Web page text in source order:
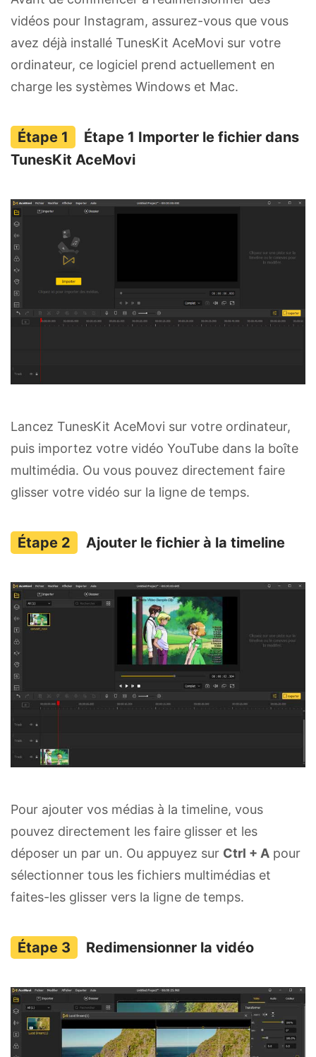
vidéos pour Instagram, assurez-vous que vous
avez déjà installé TunesKit AceMovi sur votre
ordinateur, ce logiciel prend actuellement en
charge les systèmes Windows et Mac.
Étape 1 Importer le fichier dans
TunesKit AceMovi
Lancez TunesKit AceMovi sur votre ordinateur,
puis importez votre vidéo YouTube dans la boîte
multimédia. Ou vous pouvez directement faire
glisser votre vidéo sur la ligne de temps.
Ajouter le fichier à la timeline
Pour ajouter vos médias à la timeline, vous
pouvez directement les faire glisser et les
déposer un par un. Ou appuyez sur Ctrl + A pour
sélectionner tous les fichiers multimédias et
faites-les glisser vers la ligne de temps.
Redimensionner la vidéo